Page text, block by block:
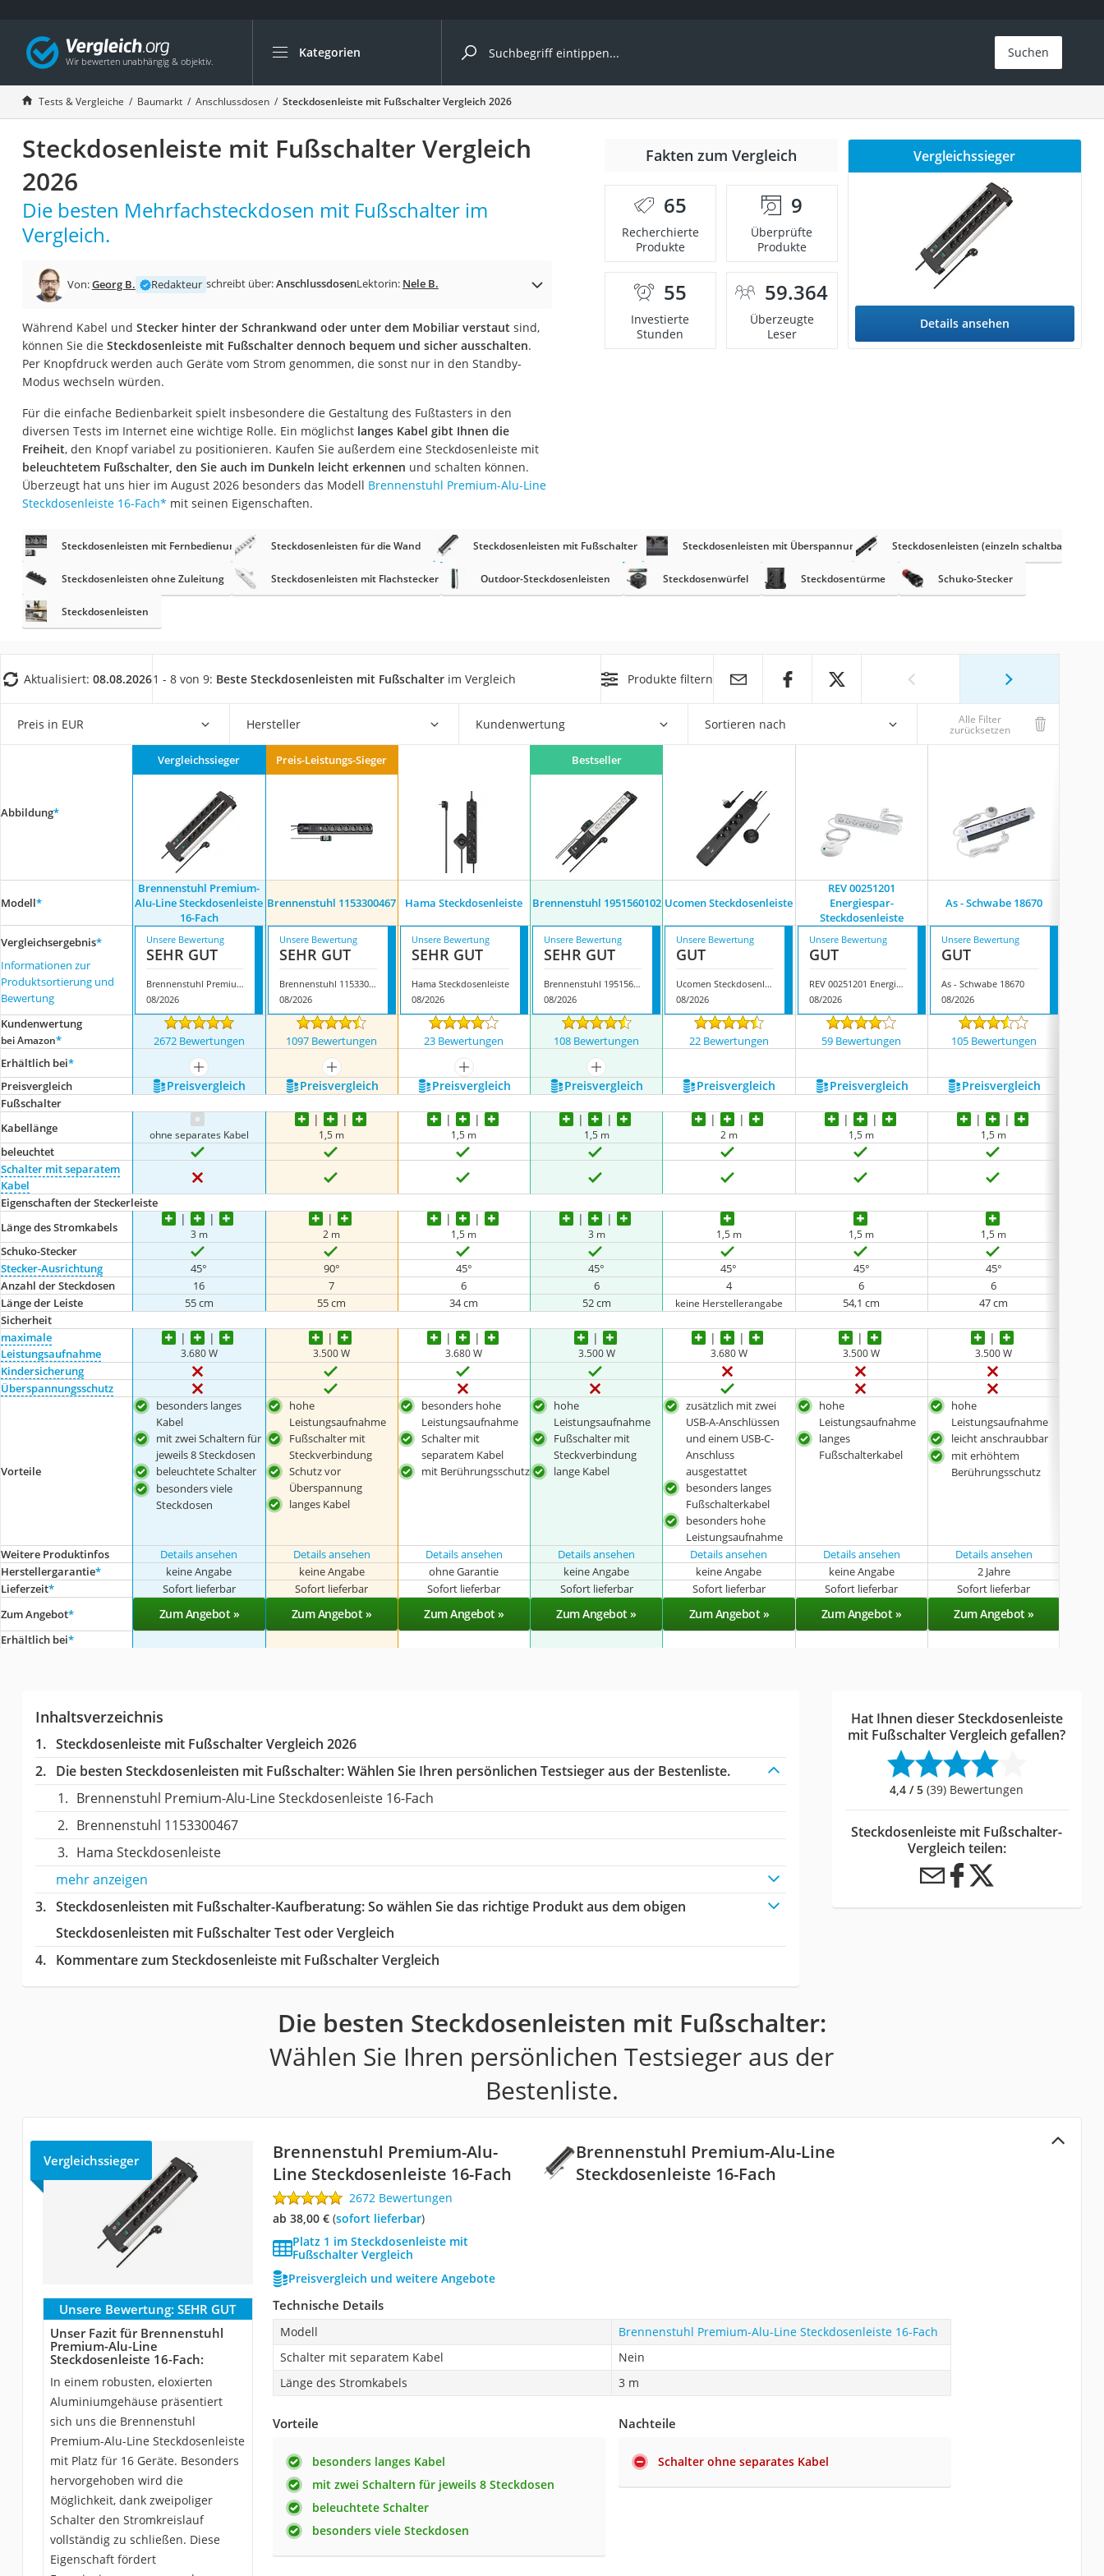
Kategorien
Die beliebtesten Vergleiche nach Kategorie
Baumarkt
Tresor feuerfest
Makita-Akku-Rasenmäher
Akku-Rasentrimmer
Split-Klimaanlage 2 Innengeräte
Bohrmaschine
Tiefbrunnenpumpe
Hochdruckreiniger
Doppelschleifer
Überwachungskamera
Benzinrasenmäher mit Elektrostart
Akku-Laubsauger
Löschdecke
Winterharte Palmen
Suchen
Tests & Vergleiche Baumarkt Anschlussdosen Steckdosenleiste mit Fußschalter Vergleich 2026
Steckdosenleiste mit Fußschalter Vergleich
2026
Die besten Mehrfachsteckdosen mit Fußschalter im
Vergleich.
Von:Georg B. Redakteur schreibt über:AnschlussdosenLektorin: Nele B.
Während Kabel und Stecker hinter der Schrankwand oder unter dem Mobiliar verstaut sind,
können Sie die Steckdosenleiste mit Fußschalter dennoch bequem und sicher ausschalten.
Per Knopfdruck werden auch Geräte vom Strom genommen, die sonst nur in den Standby-
Modus wechseln würden.
Für die einfache Bedienbarkeit spielt insbesondere die Gestaltung des Fußtasters in den
diversen Tests im Internet eine wichtige Rolle. Ein möglichst langes Kabel gibt Ihnen die
Freiheit, den Knopf variabel zu positionieren. Kaufen Sie außerdem eine Steckdosenleiste mit
beleuchtetem Fußschalter, den Sie auch im Dunkeln leicht erkennen und schalten können.
Überzeugt hat uns hier im August 2026 besonders das Modell Brennenstuhl Premium-Alu-Line
Steckdosenleiste 16-Fach* mit seinen Eigenschaften.
Fakten zum Vergleich
65
Recherchierte
Produkte
9
Überprüfte
Produkte
55
Investierte
Stunden
59.364
Überzeugte
Leser
Vergleichssieger
Details ansehen
Steckdosenleisten mit Fernbedienung Steckdosenleisten für die Wand Steckdosenleisten mit Fußschalter Steckdosenleisten mit ÜberspannungsschutzSteckdosenleisten (einzeln schaltbar)
Steckdosenleisten ohne Zuleitung Steckdosenleisten mit Flachstecker Outdoor-Steckdosenleisten Steckdosenwürfel Steckdosentürme Schuko-Stecker
Steckdosenleisten
Aktualisiert: 08.08.20261 - 8 von 9: Beste Steckdosenleisten mit Fußschalter im Vergleich Produkte filtern
Preis in EUR Hersteller Kundenwertung Sortieren nach Alle Filter
zurücksetzen
Abbildung*
Vergleichssieger Preis-Leistungs-Sieger Bestseller
Modell*
Brennenstuhl Premium-
Alu-Line Steckdosenleiste
16-Fach
Brennenstuhl 1153300467 Hama Steckdosenleiste Brennenstuhl 1951560102 Ucomen Steckdosenleiste
REV 00251201
Energiespar-
Steckdosenleiste
As - Schwabe 18670
Vergleichsergebnis*
Informationen zur
Produktsortierung und
Bewertung
Unsere Bewertung
SEHR GUT
Brennenstuhl Premium-Alu-Line Steckdosenleiste 16-Fach
08/2026
Unsere Bewertung
SEHR GUT
Brennenstuhl 1153300467
08/2026
Unsere Bewertung
SEHR GUT
Hama Steckdosenleiste
08/2026
Unsere Bewertung
SEHR GUT
Brennenstuhl 1951560102
08/2026
Unsere Bewertung
GUT
Ucomen Steckdosenleiste
08/2026
Unsere Bewertung
GUT
REV 00251201 Energiespar-Steckdosenleiste
08/2026
Unsere Bewertung
GUT
As - Schwabe 18670
08/2026
Kundenwertung
bei Amazon* 2672 Bewertungen 1097 Bewertungen 23 Bewertungen 108 Bewertungen 22 Bewertungen 59 Bewertungen 105 Bewertungen
Erhältlich bei*
mehr anzeigen mehr anzeigen mehr anzeigen
mehr anzeigen
Preis­vergleich
Preis­vergleich Preis­vergleich Preis­vergleich Preis­vergleich Preis­vergleich Preis­vergleich Preis­vergleich
Fußschalter
Kabellänge
ohne separates Kabel 1,5 m 1,5 m 1,5 m 2 m 1,5 m 1,5 m
beleuchtet
Schalter mit separatem
Kabel
Eigenschaften der Steckerleiste
Länge des Stromkabels
3 m 2 m 1,5 m 3 m 1,5 m 1,5 m 1,5 m
Schuko-Stecker
Stecker-Ausrichtung
45° 90° 45° 45° 45° 45°
45°
Anzahl der Steckdosen
16 7 6 6 4 6
6
Länge der Leiste
55 cm 55 cm 34 cm 52 cm keine Herstellerangabe 54,1 cm
47 cm
Sicherheit
maximale
Leistungsaufnahme
3.680 W 3.500 W 3.680 W 3.500 W 3.680 W 3.500 W 3.500 W
Kindersicherung
Überspannungsschutz
Vorteile
besonders langes
Kabel
mit zwei Schaltern für
jeweils 8 Steckdosen
beleuchtete Schalter
besonders viele
Steckdosen
hohe
Leistungsaufnahme
Fußschalter mit
Steckverbindung
Schutz vor
Überspannung
langes Kabel
besonders hohe
Leistungsaufnahme
Schalter mit
separatem Kabel
mit Berührungsschutz
hohe
Leistungsaufnahme
Fußschalter mit
Steckverbindung
lange Kabel
zusätzlich mit zwei
USB-A-Anschlüssen
und einem USB-C-
Anschluss
ausgestattet
besonders langes
Fußschalterkabel
besonders hohe
Leistungsaufnahme
hohe
Leistungsaufnahme
langes
Fußschalterkabel
hohe
Leistungsaufnahme
leicht anschraubbar
mit erhöhtem
Berührungsschutz
Weitere Produktinfos Details ansehen Details ansehen Details ansehen Details ansehen Details ansehen Details ansehen
Details ansehen
Herstellergarantie* keine Angabe keine Angabe ohne Garantie keine Angabe keine Angabe keine Angabe 2 Jahre
Lieferzeit* Sofort lieferbar Sofort lieferbar Sofort lieferbar Sofort lieferbar Sofort lieferbar Sofort lieferbar Sofort lieferbar
Zum Angebot* Zum Angebot » Zum Angebot » Zum Angebot » Zum Angebot » Zum Angebot » Zum Angebot » Zum Angebot »
Erhältlich bei*
Inhaltsverzeichnis
Steckdosenleiste mit Fußschalter Vergleich 2026
Die besten Steckdosenleisten mit Fußschalter:Wählen Sie Ihren persönlichen Testsieger aus der Bestenliste.
Brennenstuhl Premium-Alu-Line Steckdosenleiste 16-Fach
Brennenstuhl 1153300467
Hama Steckdosenleiste
mehr anzeigen
Steckdosenleisten mit Fußschalter-Kaufberatung: So wählen Sie das richtige Produkt aus dem obigen
Steckdosenleisten mit Fußschalter Test oder Vergleich
Kommentare zum Steckdosenleiste mit Fußschalter Vergleich
Hat Ihnen dieser Steckdosenleiste
mit Fußschalter Vergleich gefallen?
4,4 / 5 (39) Bewertungen
Steckdosenleiste mit Fußschalter-
Vergleich teilen:
Die besten Steckdosenleisten mit Fußschalter:
Wählen Sie Ihren persönlichen Testsieger aus der
Bestenliste.
Brennenstuhl Premium-Alu-Line
Steckdosenleiste 16-Fach
Vergleichssieger
Brennenstuhl Premium-Alu-
Line Steckdosenleiste 16-Fach
2672 Bewertungen
ab 38,00 €( Sofort lieferbar)
Platz 1 im Steckdosenleiste mit
Fußschalter Vergleich
Preisvergleich und weitere Angebote
Unsere Bewertung: SEHR GUT
Unser Fazit für Brennenstuhl
Premium-Alu-Line
Steckdosenleiste 16-Fach:
In einem robusten, eloxierten
Aluminiumgehäuse präsentiert
sich uns die Brennenstuhl
Premium-Alu-Line Steckdosenleiste
mit Platz für 16 Geräte. Besonders
hervorgehoben wird die
Möglichkeit, dank zweipoliger
Schalter den Stromkreislauf
vollständig zu schließen. Diese
Eigenschaft fördert
Technische Details
Modell
Brennenstuhl Premium-Alu-Line Steckdosenleiste 16-Fach
Schalter mit separatem Kabel
Nein
Länge des Stromkabels
3 m
Vorteile
besonders langes Kabel
mit zwei Schaltern für jeweils 8 Steckdosen
beleuchtete Schalter
besonders viele Steckdosen
Nachteile
Schalter ohne separates Kabel